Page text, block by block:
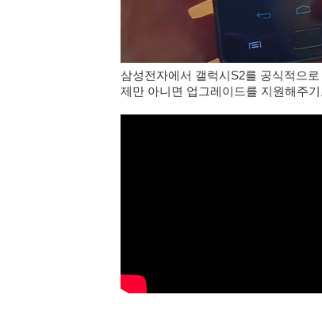
삼성전자에서 갤럭시S2를 공식적으
제만 아니면 업그레이드를 지원해주